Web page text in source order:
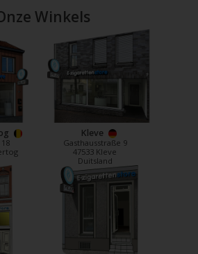
Winkels
Kleve
Gasthausstraße 9
47533 Kleve
Duitsland